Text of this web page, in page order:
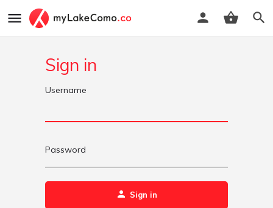
Sign in
Username
Password
Sign in